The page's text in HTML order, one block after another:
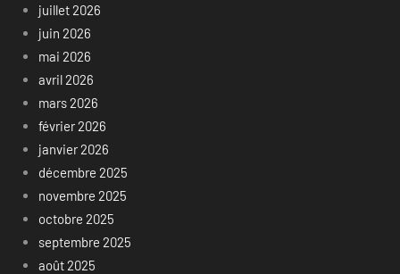
juillet 2026
juin 2026
mai 2026
avril 2026
mars 2026
février 2026
janvier 2026
décembre 2025
novembre 2025
octobre 2025
septembre 2025
août 2025